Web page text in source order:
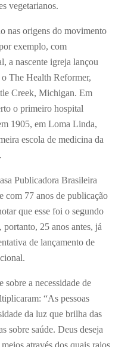
vegetarianos.
nas origens do movimento
exemplo, com
a nascente igreja lançou
o The Health Reformer,
Creek, Michigan. Em
o primeiro hospital
1905, em Loma Linda,
escola de medicina da
Publicadora Brasileira
com 77 anos de publicação
que esse foi o segundo
25 anos antes, já
de lançamento de
a necessidade de
“As pessoas
da luz que brilha das
sobre saúde. Deus deseja